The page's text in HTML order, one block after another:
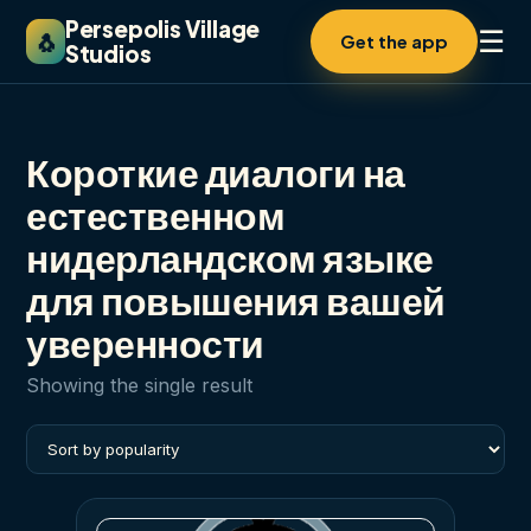
🐧 Persepolis Village
Studios
Get the app ☰
Короткие диалоги на
естественном
нидерландском языке
для повышения вашей
уверенности
Showing the single result